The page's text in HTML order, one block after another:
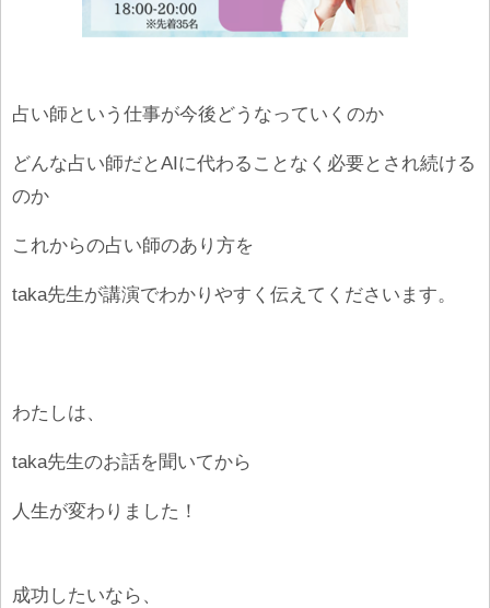
占い師という仕事が今後どうなっていくのか
どんな占い師だとAIに代わることなく必要とされ続ける
のか
これからの占い師のあり方を
taka先生が講演でわかりやすく伝えてくださいます。
わたしは、
taka先生のお話を聞いてから
人生が変わりました！
成功したいなら、